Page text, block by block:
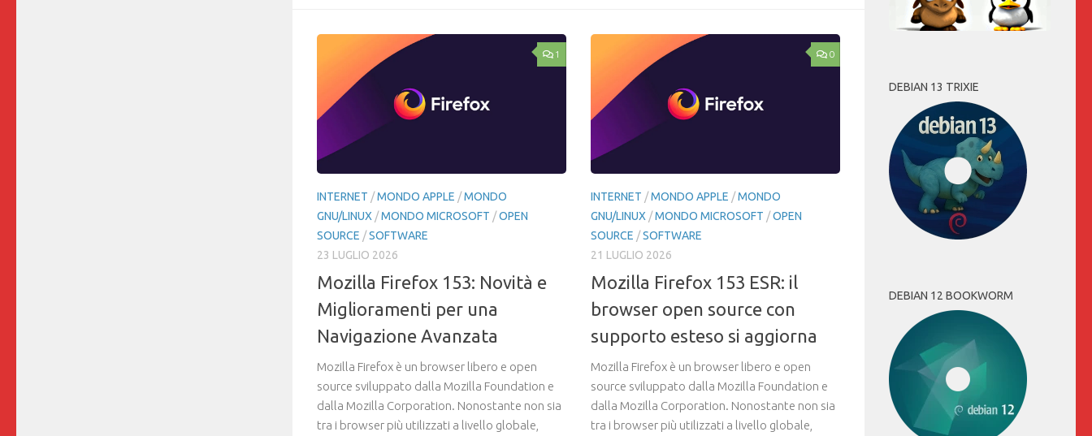
1
INTERNET /MONDO APPLE /MONDO
GNU/LINUX /MONDO MICROSOFT /OPEN
SOURCE /SOFTWARE
23 LUGLIO 2026
Mozilla Firefox 153: Novità e
Miglioramenti per una
Navigazione Avanzata
Mozilla Firefox è un browser libero e open
source sviluppato dalla Mozilla Foundation e
dalla Mozilla Corporation. Nonostante non sia
tra i browser più utilizzati a livello globale,
0
INTERNET /MONDO APPLE /MONDO
GNU/LINUX /MONDO MICROSOFT /OPEN
SOURCE /SOFTWARE
21 LUGLIO 2026
Mozilla Firefox 153 ESR: il
browser open source con
supporto esteso si aggiorna
Mozilla Firefox è un browser libero e open
source sviluppato dalla Mozilla Foundation e
dalla Mozilla Corporation. Nonostante non sia
tra i browser più utilizzati a livello globale,
DEBIAN 13 TRIXIE
DEBIAN 12 BOOKWORM